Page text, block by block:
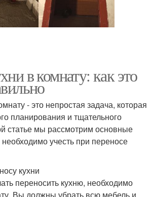
в комнату: как это
- это непростая задача, которая
планирования и тщательного
статье мы рассмотрим основные
учесть при переносе
кухни
переносить кухню, необходимо